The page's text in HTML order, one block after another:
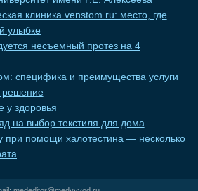
клиника venstom.ru: место, где
улыбке
несъемный протез на 4
специфика и преимущества услуги
решение
у здоровья
на выбор текстиля для дома
при помощи халотестина — несколько